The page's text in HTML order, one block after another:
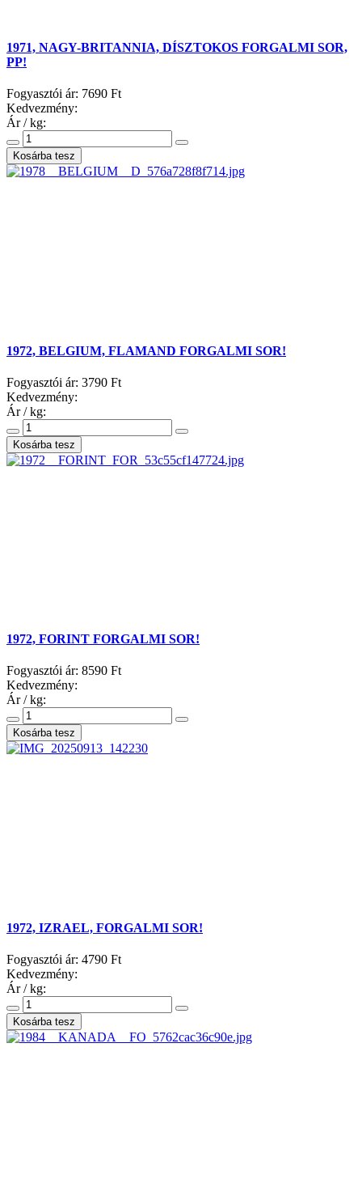
1971, NAGY-BRITANNIA, DÍSZTOKOS FORGALMI SOR,
PP!
Fogyasztói ár: 7690 Ft
Kedvezmény:
Ár / kg:
1972, BELGIUM, FLAMAND FORGALMI SOR!
Fogyasztói ár: 3790 Ft
Kedvezmény:
Ár / kg:
1972, FORINT FORGALMI SOR!
Fogyasztói ár: 8590 Ft
Kedvezmény:
Ár / kg:
1972, IZRAEL, FORGALMI SOR!
Fogyasztói ár: 4790 Ft
Kedvezmény:
Ár / kg: